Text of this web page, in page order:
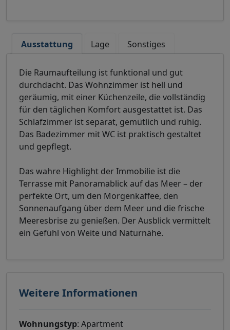
Ausstattung Lage Sonstiges
Die Raumaufteilung ist funktional und gut
durchdacht. Das Wohnzimmer ist hell und
geräumig, mit einer Küchenzeile, die vollständig
für den täglichen Komfort ausgestattet ist. Das
Schlafzimmer ist separat, gemütlich und ruhig.
Das Badezimmer mit WC ist praktisch gestaltet
und gepflegt.
Das wahre Highlight der Immobilie ist die
Terrasse mit Panoramablick auf das Meer – der
perfekte Ort, um den Morgenkaffee, den
Sonnenaufgang über dem Meer und die frische
Meeresbrise zu genießen. Der Ausblick vermittelt
ein Gefühl von Weite und Naturnähe.
Weitere Informationen
Wohnungstyp: Apartment